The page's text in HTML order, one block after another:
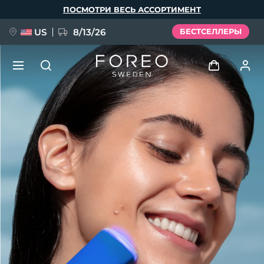
ПОСМОТРИ ВЕСЬ АССОРТИМЕНТ
US 8/13/26 БЕСТСЕЛЛЕРЫ
Войти
Профиль пользователя
Мои приборы
Мои заказы
Мои адреса
Мои подписки
НОВИНКА
FAQ™ Pure Beauty-Tech Elixir
BREAKING NEWS
issa™ Teeth Whitening Set
Язык
English Deutsch
Español
Français
Português
Polski
Русский
Türkçe
简体中文 繁體中文